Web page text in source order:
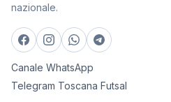
nazionale.
Canale WhatsApp
Telegram Toscana Futsal